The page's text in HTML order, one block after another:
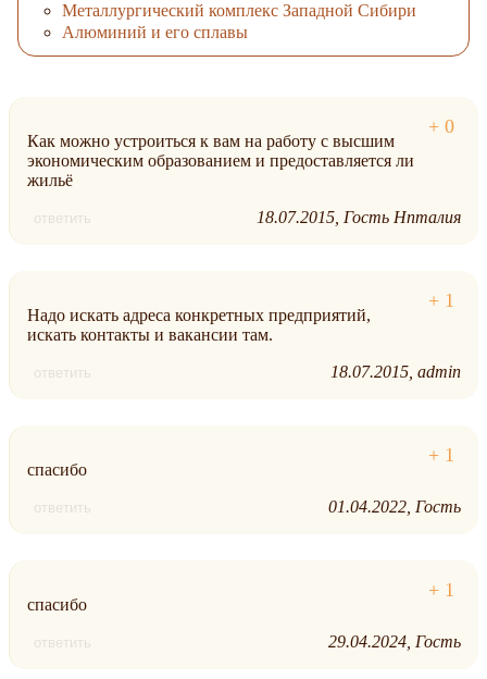
Металлургический комплекс Западной Сибири
Алюминий и его сплавы
Как можно устроиться к вам на работу с высшим
экономическим образованием и предоставляется ли
жильё
ответить 18.07.2015 Гость Нпталия
Надо искать адреса конкретных предприятий,
искать контакты и вакансии там.
ответить 18.07.2015 admin
спасибо
ответить 01.04.2022 Гость
спасибо
ответить 29.04.2024 Гость